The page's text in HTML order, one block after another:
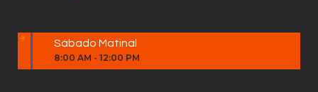
Sábado Matinal
8:00 AM - 12:00 PM